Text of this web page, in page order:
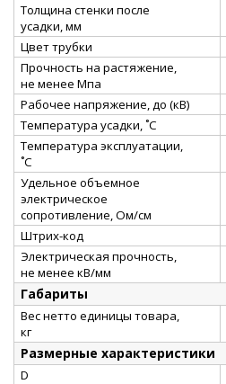
Толщина стенки после
усадки, мм
Цвет трубки
Прочность на растяжение,
не менее Мпа
Рабочее напряжение, до (кВ)
Температура усадки, ˚С
Температура эксплуатации,
˚С
Удельное объемное
электрическое
сопротивление, Ом/см
Штрих-код
Электрическая прочность,
не менее кВ/мм
Габариты
Вес нетто единицы товара,
кг
Размерные характеристики
D